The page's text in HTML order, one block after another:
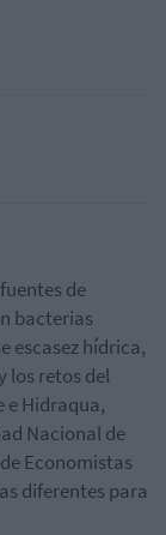
de
bacterias
escasez hídrica,
los retos del
e Hidraqua,
Nacional de
Economistas
diferentes para